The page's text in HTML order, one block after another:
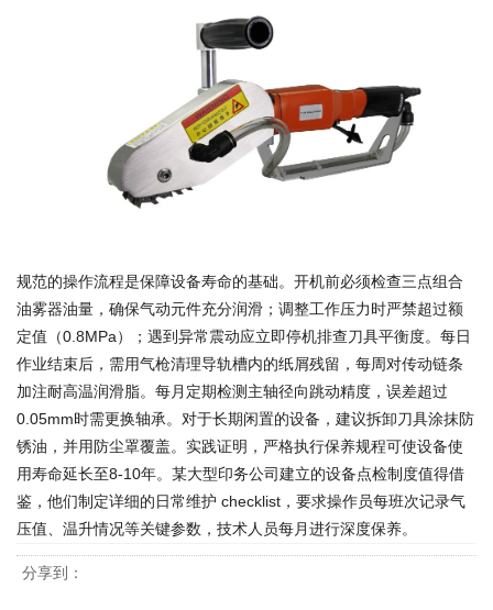
规范的操作流程是保障设备寿命的基础。开机前必须检查三点组合
油雾器油量，确保气动元件充分润滑；调整工作压力时严禁超过额
定值（0.8MPa）；遇到异常震动应立即停机排查刀具平衡度。每日
作业结束后，需用气枪清理导轨槽内的纸屑残留，每周对传动链条
加注耐高温润滑脂。每月定期检测主轴径向跳动精度，误差超过
0.05mm时需更换轴承。对于长期闲置的设备，建议拆卸刀具涂抹防
锈油，并用防尘罩覆盖。实践证明，严格执行保养规程可使设备使
用寿命延长至8-10年。某大型印务公司建立的设备点检制度值得借
鉴，他们制定详细的日常维护 checklist，要求操作员每班次记录气
压值、温升情况等关键参数，技术人员每月进行深度保养。
分享到：